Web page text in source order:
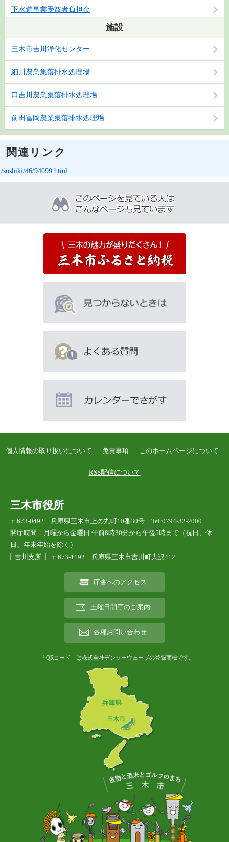
下水道事業受益者負担金
施設
三木市吉川浄化センター
細川農業集落排水処理場
口吉川農業集落排水処理場
前田冨岡農業集落排水処理場
関連リンク
/soshiki/46/94099.html
ー
見
て
い
個人情報の取り扱いについて 免責事項 このホームページについて
RSS配信について
三木市役所
〒673-0492 兵庫県三木市上の丸町10番30号 Tel:0794-82-2000
開庁時間：月曜から金曜日 午前8時30分から午後5時まで（祝日、休
日、年末年始を除く）
吉川支所
〒673-1192 兵庫県三木市吉川町大沢412
庁舎へのアクセス
土曜日開庁のご案内
各種お問い合わせ
「QRコード」は株式会社デンソーウェーブの登録商標です。